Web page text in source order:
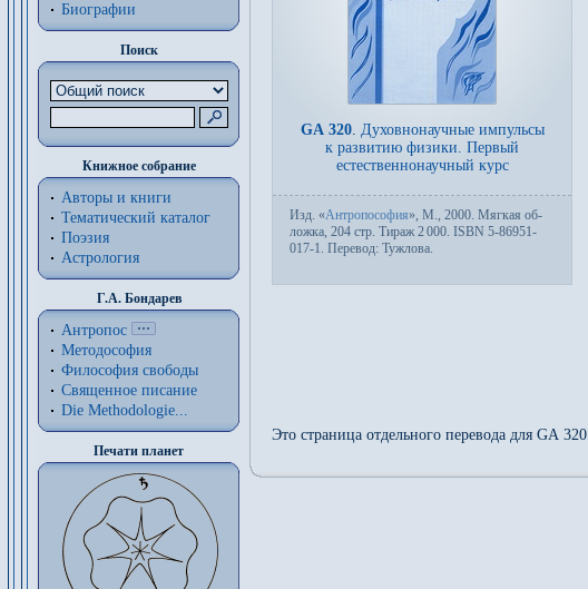
Биографии
Поиск
Книжное собрание
Авторы и книги
Тематический каталог
Поэзия
Астрология
Г.А. Бондарев
Антропос
Методософия
Философия cвободы
Священное писание
Die Methodologie...
Печати планет
GA 320. Духовнонаучные импульсы
к развитию физики. Первый
естественнонаучный курс
Изд. «Антропософия», М.
, 2000. Мяг­кая об­
лож­ка, 204 стр. Тираж 2 000. ISBN 5-86951-
017-1. Пере­вод: Тужлова
Это страница отдельного перевода для GA 320